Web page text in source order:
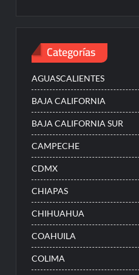
Categorías
AGUASCALIENTES
BAJA CALIFORNIA
BAJA CALIFORNIA SUR
CAMPECHE
CDMX
CHIAPAS
CHIHUAHUA
COAHUILA
COLIMA